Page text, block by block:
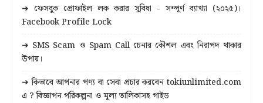
➜ ফেসবুক প্রোফাইল লক করার সুবিধা - সম্পূর্ণ ব্যাখ্যা (২০২৫)।
Facebook Profile Lock
➜ SMS Scam ও Spam Call চেনার কৌশল এবং নিরাপদ থাকার
উপায়।
➜ কিভাবে আপনার পণ্য বা সেবা প্রচার করবেন tokiunlimited.com
এ ? বিজ্ঞাপন পরিকল্পনা ও মূল্য তালিকাসহ গাইড